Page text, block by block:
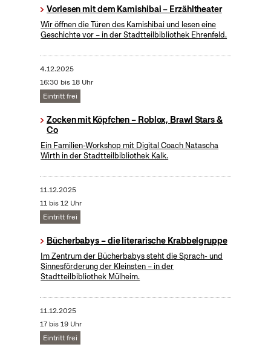
Vorlesen mit dem Kamishibai – Erzähltheater
Wir öffnen die Türen des Kamishibai und lesen eine
Geschichte vor – in der Stadtteilbibliothek Ehrenfeld.
4.12.2025
16:30 bis 18 Uhr
Eintritt frei
Zocken mit Köpfchen – Roblox, Brawl Stars &
Co
Ein Familien-Workshop mit Digital Coach Natascha
Wirth in der Stadtteilbibliothek Kalk.
11.12.2025
11 bis 12 Uhr
Eintritt frei
Bücherbabys – die literarische Krabbelgruppe
Im Zentrum der Bücherbabys steht die Sprach- und
Sinnesförderung der Kleinsten – in der
Stadtteilbibliothek Mülheim.
11.12.2025
17 bis 19 Uhr
Eintritt frei